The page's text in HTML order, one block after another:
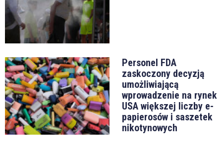
Personel FDA
zaskoczony decyzją
umożliwiającą
wprowadzenie na rynek
USA większej liczby e-
papierosów i saszetek
nikotynowych